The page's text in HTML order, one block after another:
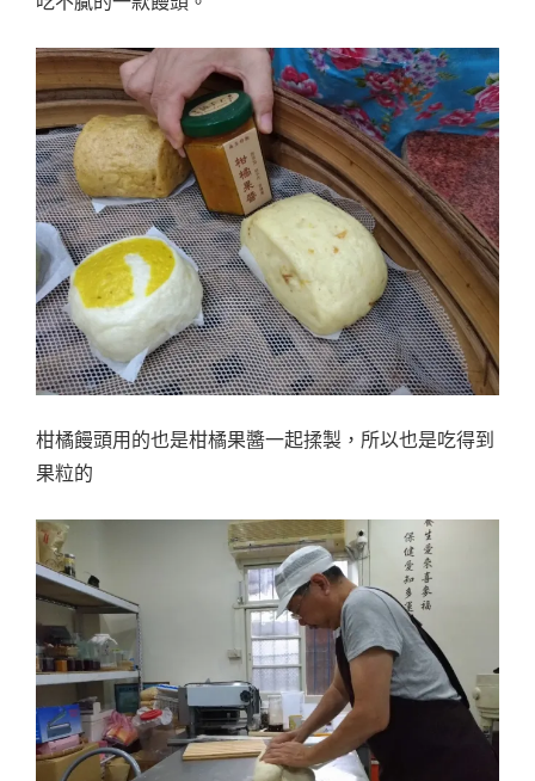
柑橘饅頭用的也是柑橘果醬一起揉製，所以也是吃得到
果粒的